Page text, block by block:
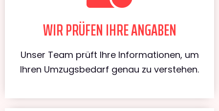
WIR PRÜFEN IHRE ANGABEN
Unser Team prüft Ihre Informationen, um
Ihren Umzugsbedarf genau zu verstehen.